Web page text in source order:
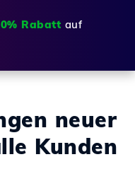
Rabatt auf
neuer
Kunden